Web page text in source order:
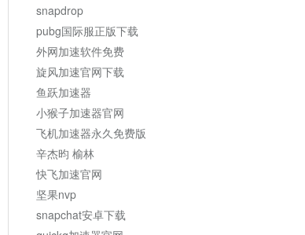
snapdrop
pubg国际服正版下载
外网加速软件免费
旋风加速官网下载
鱼跃加速器
小猴子加速器官网
飞机加速器永久免费版
辛杰昀 榆林
快飞加速官网
坚果nvp
snapchat安卓下载